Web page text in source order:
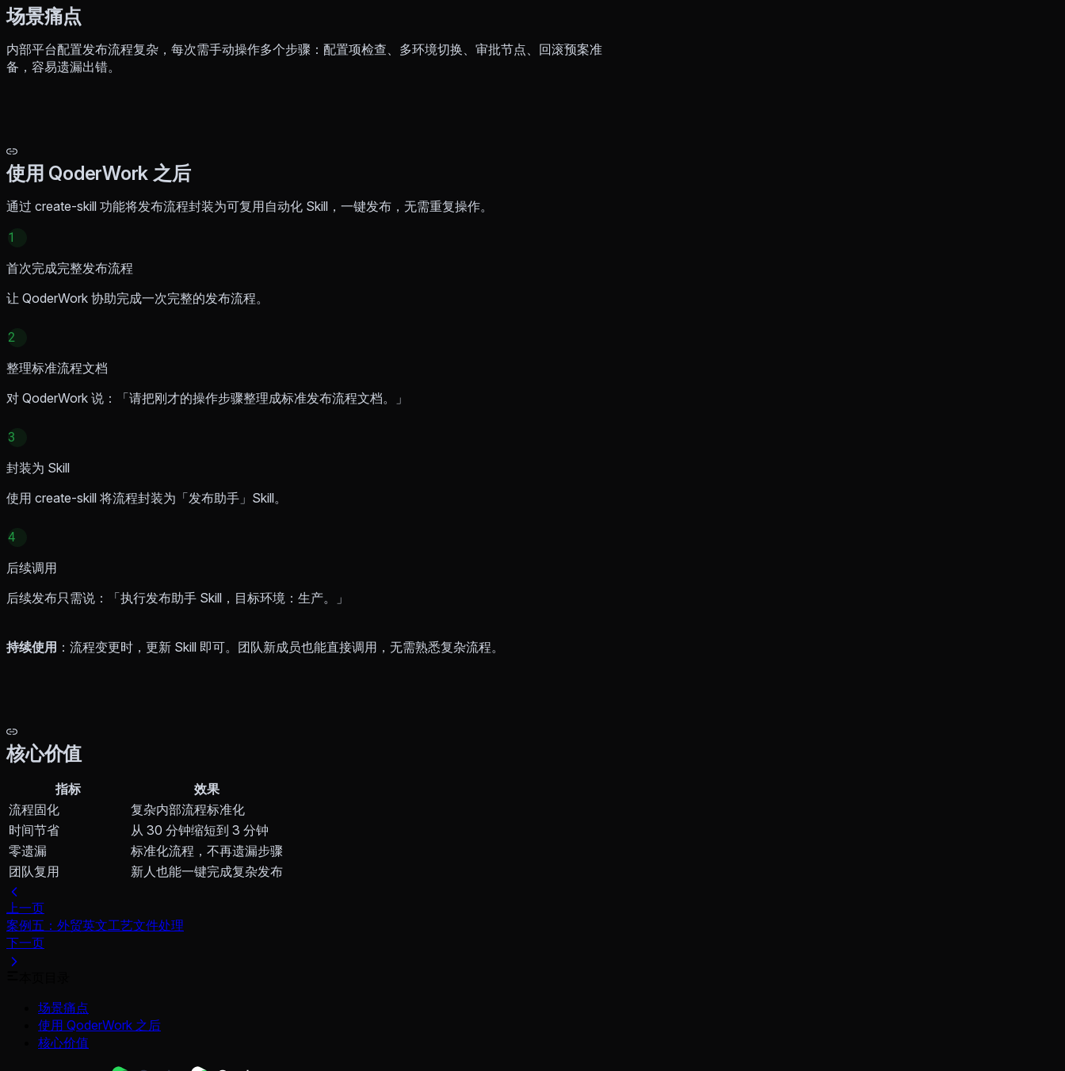
场景痛点
内部平台配置发布流程复杂，每次需手动操作多个步骤：配置项检查、多环境切换、审批节点、回滚预案准
备，容易遗漏出错。
使用 QoderWork 之后
通过 create-skill 功能将发布流程封装为可复用自动化 Skill，一键发布，无需重复操作。
1
首次完成完整发布流程
让 QoderWork 协助完成一次完整的发布流程。
2
整理标准流程文档
对 QoderWork 说：「请把刚才的操作步骤整理成标准发布流程文档。」
3
封装为 Skill
使用 create-skill 将流程封装为「发布助手」Skill。
4
后续调用
后续发布只需说：「执行发布助手 Skill，目标环境：生产。」
持续使用 ：流程变更时，更新 Skill 即可。团队新成员也能直接调用，无需熟悉复杂流程。
核心价值
指标
效果
流程固化
复杂内部流程标准化
时间节省
从 30 分钟缩短到 3 分钟
零遗漏
标准化流程，不再遗漏步骤
团队复用
新人也能一键完成复杂发布
上一页
案例五：外贸英文工艺文件处理
下一页
场景痛点
使用 QoderWork 之后
核心价值